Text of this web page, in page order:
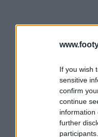
If you wish
sensitive
confirm
continue
information
further